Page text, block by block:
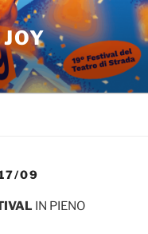
09
IN PIENO